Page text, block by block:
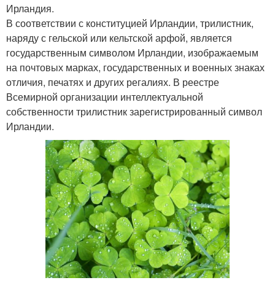
Ирландия.
В соответствии с конституцией Ирландии, трилистник,
наряду с гельской или кельтской арфой, является
государственным символом Ирландии, изображаемым
на почтовых марках, государственных и военных знаках
отличия, печатях и других регалиях. В реестре
Всемирной организации интеллектуальной
собственности трилистник зарегистрированный символ
Ирландии.